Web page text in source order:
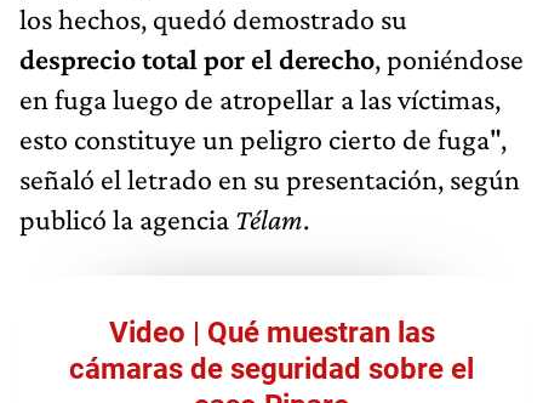
los hechos, quedó demostrado su
desprecio total por el derecho, poniéndose
en fuga luego de atropellar a las víctimas,
esto constituye un peligro cierto de fuga",
señaló el letrado en su presentación, según
publicó la agencia Télam.
Video | Qué muestran las
cámaras de seguridad sobre el